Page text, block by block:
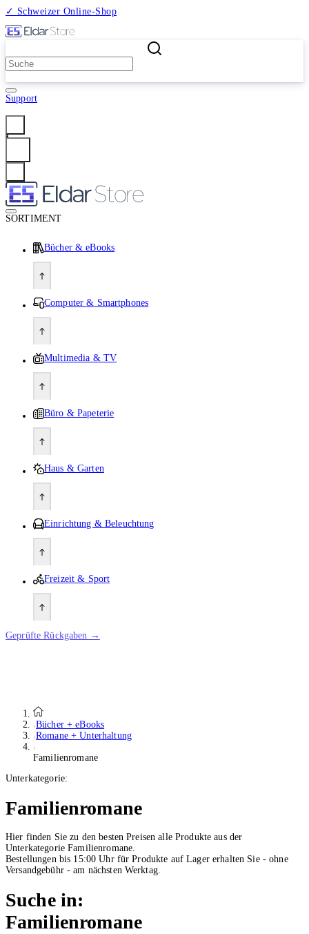
✓ Schweizer Online-Shop
Support
SORTIMENT
Bücher & eBooks
Computer & Smartphones
Multimedia & TV
Büro & Papeterie
Haus & Garten
Einrichtung & Beleuchtung
Freizeit & Sport
Geprüfte Rückgaben →
Bücher + eBooks
Romane + Unterhaltung
Familienromane
Unterkategorie:
Familienromane
Hier finden Sie zu den besten Preisen alle Produkte aus der
Unterkategorie Familienromane.
Bestellungen bis 15:00 Uhr für Produkte auf Lager erhalten Sie - ohne
Versandgebühr - am nächsten Werktag.
Suche in:
Familienromane